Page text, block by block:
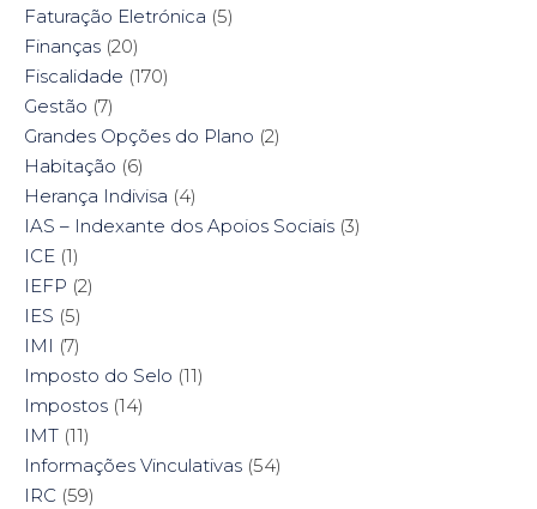
Faturação Eletrónica (5)
Finanças (20)
Fiscalidade (170)
Gestão (7)
Grandes Opções do Plano (2)
Habitação (6)
Herança Indivisa (4)
IAS – Indexante dos Apoios Sociais (3)
ICE (1)
IEFP (2)
IES (5)
IMI (7)
Imposto do Selo (11)
Impostos (14)
IMT (11)
Informações Vinculativas (54)
IRC (59)